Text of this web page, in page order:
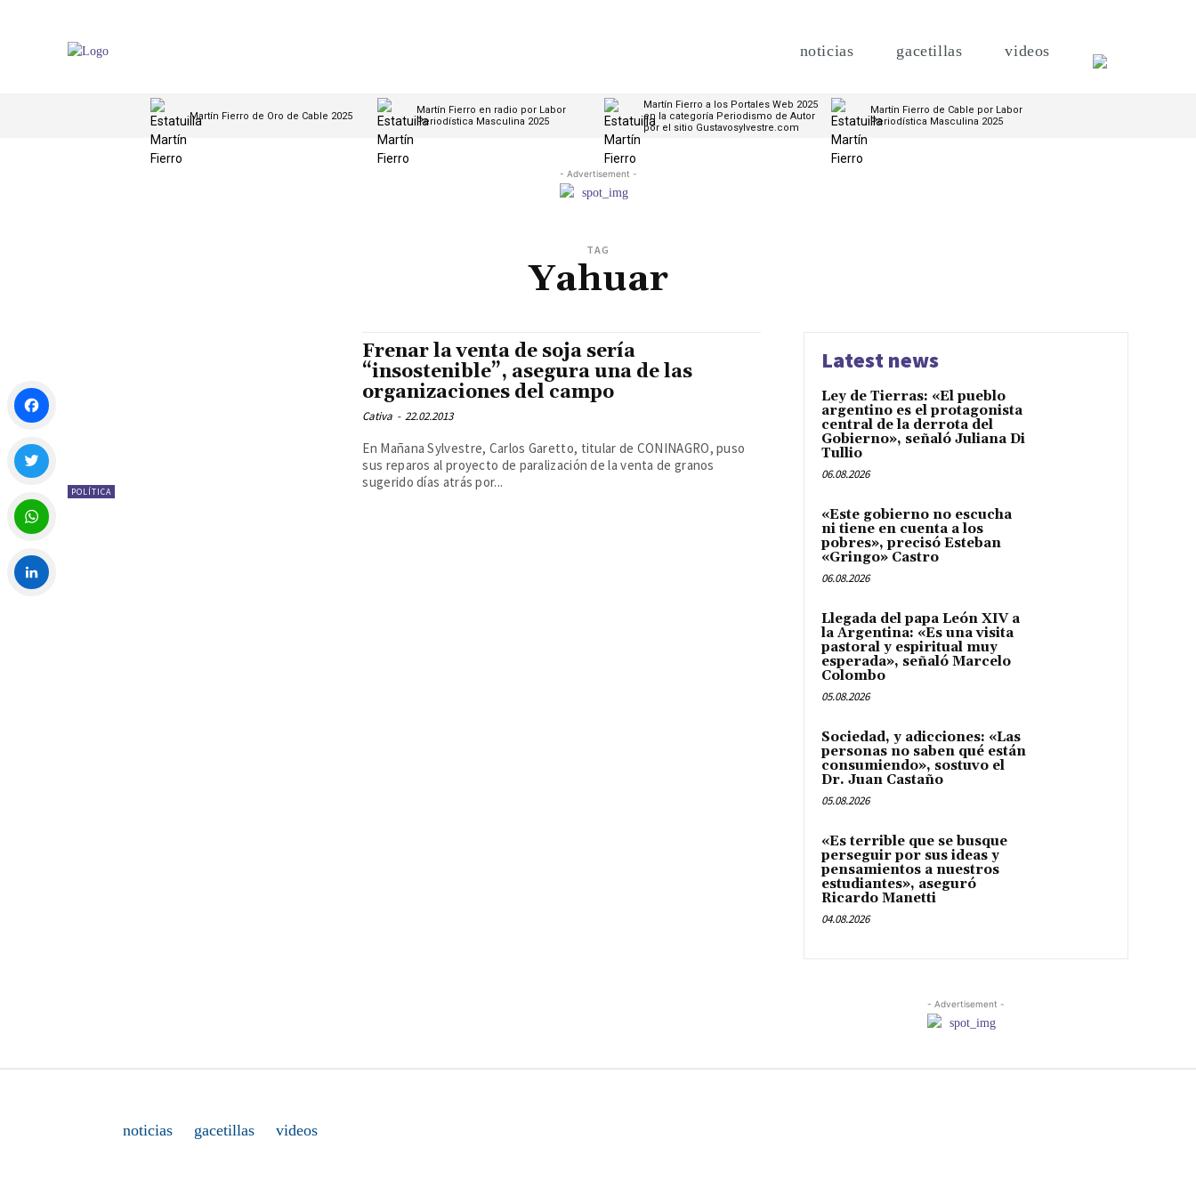
noticias gacetillas videos
Martín Fierro de Oro de Cable 2025
Martín Fierro en radio por Labor
Periodística Masculina 2025
Martín Fierro a los Portales Web 2025
en la categoría Periodismo de Autor
por el sitio Gustavosylvestre.com
Martín Fierro de Cable por Labor
Periodística Masculina 2025
- Advertisement -
TAG
Yahuar
POLÍTICA
Frenar la venta de soja sería
“insostenible”, asegura una de las
organizaciones del campo
Cativa - 22.02.2013
En Mañana Sylvestre, Carlos Garetto, titular de CONINAGRO, puso
sus reparos al proyecto de paralización de la venta de granos
sugerido días atrás por...
Latest news
Ley de Tierras: «El pueblo
argentino es el protagonista
central de la derrota del
Gobierno», señaló Juliana Di
Tullio
06.08.2026
«Este gobierno no escucha
ni tiene en cuenta a los
pobres», precisó Esteban
«Gringo» Castro
06.08.2026
Llegada del papa León XIV a
la Argentina: «Es una visita
pastoral y espiritual muy
esperada», señaló Marcelo
Colombo
05.08.2026
Sociedad, y adicciones: «Las
personas no saben qué están
consumiendo», sostuvo el
Dr. Juan Castaño
05.08.2026
«Es terrible que se busque
perseguir por sus ideas y
pensamientos a nuestros
estudiantes», aseguró
Ricardo Manetti
04.08.2026
- Advertisement -
noticias gacetillas videos
Facebook
Twitter
WhatsApp